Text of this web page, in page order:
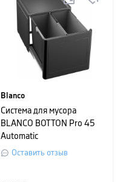
Blanco
Система для мусора
BLANCO BOTTON Pro 45
Automatic
Оставить отзыв